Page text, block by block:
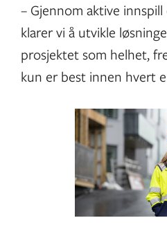
– Gjennom aktive
klarer vi å utvikle
prosjektet som helhet,
kun er best innen hvert